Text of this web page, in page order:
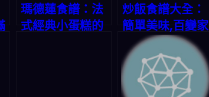
瑪德蓮食譜：法
式經典小蛋糕的
炒飯食譜大全：
簡單美味,百變家
常